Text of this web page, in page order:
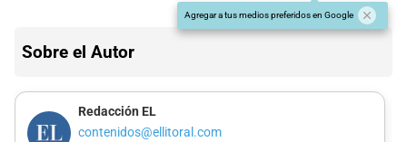
Agregar a tus medios preferidos en Google
Sobre el Autor
Redacción EL
contenidos@ellitoral.com